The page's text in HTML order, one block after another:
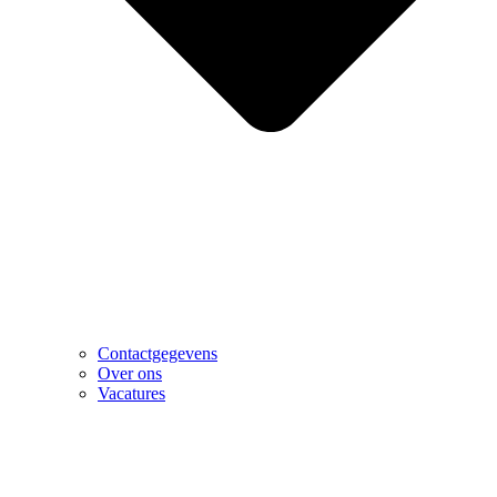
Contactgegevens
Over ons
Vacatures